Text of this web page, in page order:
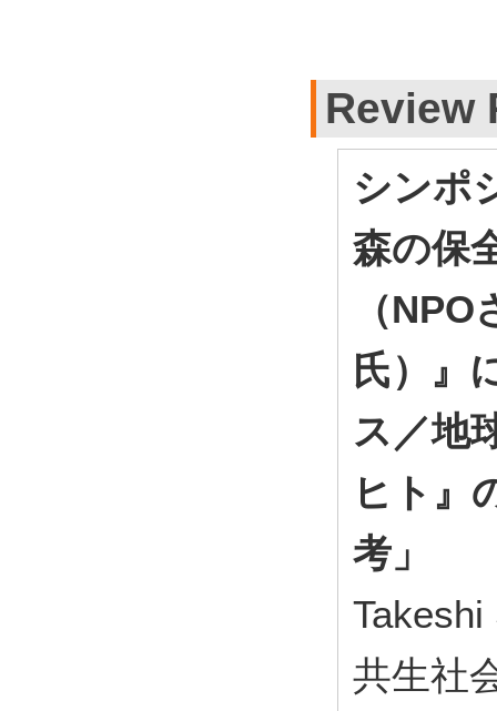
Review
シンポ
森の保
（
氏）』
ス／地
ヒト』
考」
共生社